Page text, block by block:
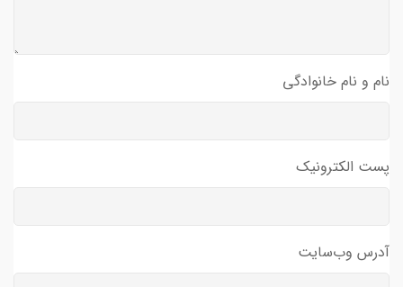
نام و نام خانوادگی
پست الکترونیک
آدرس وب‌سایت